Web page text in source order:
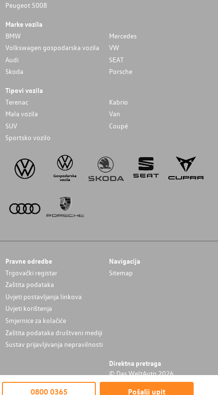
0800 0365 Pošalji upit
Peugeot 5008
Marke vozila
BMW
Mercedes
Volkswagen gospodarska vozila
VW
Audi
SEAT
Skoda
Porsche
Tipovi vozila
Terenac
Kabrio
Mala vozila
Van
SUV
Coupé
Sportsko vozilo
Pravne odredbe
Trgovački registar
Zaštita podataka
Uvjeti postavljanja linkova
Uvjeti korištenja
Smjernice za kolačiće
Zaštita podataka društveni mediji
Sustav prijavljivanja nepravilnosti
Navigacija
Sitemap
Direktna pretraga
© Das WeltAuto 2026